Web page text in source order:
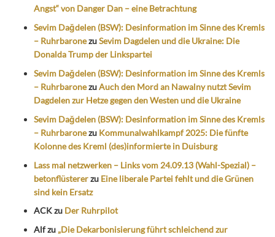
Angst“ von Danger Dan – eine Betrachtung
Sevim Dağdelen (BSW): Desinformation im Sinne des Kremls
– RuhrbaronezuSevim Dagdelen und die Ukraine: Die
Donalda Trump der Linkspartei
Sevim Dağdelen (BSW): Desinformation im Sinne des Kremls
– RuhrbaronezuAuch den Mord an Nawalny nutzt Sevim
Dagdelen zur Hetze gegen den Westen und die Ukraine
Sevim Dağdelen (BSW): Desinformation im Sinne des Kremls
– Ruhrbaronezu Kommunalwahlkampf 2025: Die fünfte
Kolonne des Kreml (des)informierte in Duisburg
Lass mal netzwerken – Links vom 24.09.13 (Wahl-Spezial) –
betonflüstererzu Eine liberale Partei fehlt und die Grünen
sind kein Ersatz
ACKzu Der Ruhrpilot
Alfzu „Die Dekarbonisierung führt schleichend zur